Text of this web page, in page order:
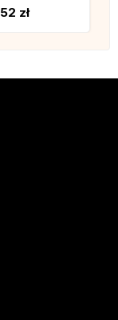
52 zł